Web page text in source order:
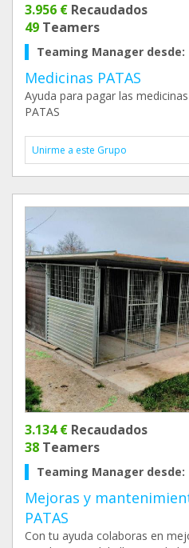
3.956 € Recaudados
49 Teamers
Teaming Manager desde:
Medicinas PATAS
Ayuda para pagar las
PATAS
Unirme a este Grupo
3.134 € Recaudados
38 Teamers
Teaming Manager desde:
Mejoras y
PATAS
Con tu ayuda colaboras en